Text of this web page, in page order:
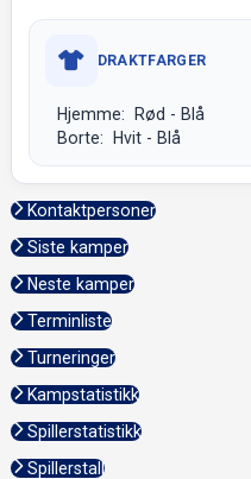
DRAKTFARGER
Hjemme: Rød - Blå
Borte: Hvit - Blå
Kontaktpersoner
Siste kamper
Neste kamper
Terminliste
Turneringer
Kampstatistikk
Spillerstatistikk
Spillerstall